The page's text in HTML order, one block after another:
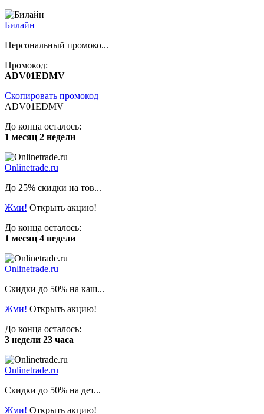
Билайн
Персональный промоко...
Промокод:
ADV01EDMV
Скопировать промокод
ADV01EDMV
До конца осталось:
1 месяц 2 недели
Onlinetrade.ru
До 25% скидки на тов...
Жми! Открыть акцию!
До конца осталось:
1 месяц 4 недели
Onlinetrade.ru
Скидки до 50% на каш...
Жми! Открыть акцию!
До конца осталось:
3 недели 23 часа
Onlinetrade.ru
Cкидки до 50% на дет...
Жми! Открыть акцию!